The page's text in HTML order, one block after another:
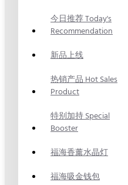
今日推荐 Today's
Recommendation
新品上线
热销产品 Hot Sales
Product
特别加持 Special
Booster
福海香薰水晶灯
福海吸金钱包